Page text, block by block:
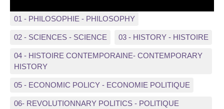
01 - PHILOSOPHIE - PHILOSOPHY
02 - SCIENCES - SCIENCE 03 - HISTORY - HISTOIRE
04 - HISTOIRE CONTEMPORAINE- CONTEMPORARY
HISTORY
05 - ECONOMIC POLICY - ECONOMIE POLITIQUE
06- REVOLUTIONNARY POLITICS - POLITIQUE